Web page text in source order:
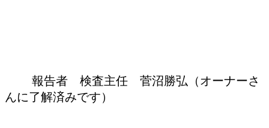
報告者 検査主任 菅沼勝弘（オーナーさ
んに了解済みです）